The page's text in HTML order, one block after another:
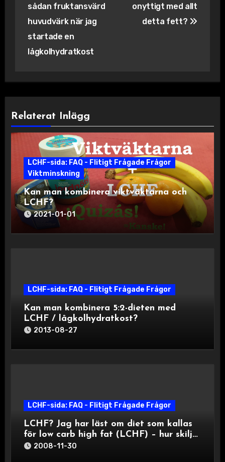
sådan fruktansvärd
huvudvärk när jag
startade en
lågkolhydratkost
onyttigt med allt
detta fett?
Relaterat Inlägg
LCHF-sida: FAQ - Flitigt Frågade Frågor
Viktminskning
Kan man kombinera viktväktarna och
LCHF?
2021-01-01
LCHF-sida: FAQ - Flitigt Frågade Frågor
Kan man kombinera 5:2-dieten med
LCHF / lågkolhydratkost?
2013-08-27
LCHF-sida: FAQ - Flitigt Frågade Frågor
LCHF? Jag har läst om diet som kallas
för low carb high fat (LCHF) – hur skiljer
dig den från ditt sätt att tänka?
2008-11-30